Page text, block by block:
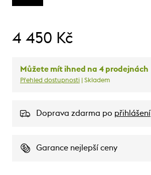
4 450 Kč
Můžete mít ihned na 4 prodejnách
Přehled dostupnosti | Skladem
Doprava zdarma po přihlášení
Garance nejlepší ceny